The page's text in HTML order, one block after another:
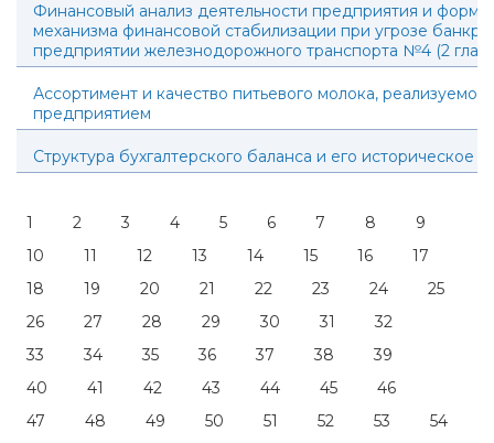
Финансовый анализ деятельности предприятия и
механизма финансовой стабилизации при угрозе
предприятии железнодорожного транспорта №4 (2
Ассортимент и качество питьевого молока,
предприятием
Структура бухгалтерского баланса и его историческое
1 2 3 4 5 6 7 8
9
10
11 12 13 14 15 16
17
18
19 20 21 22 23 24
25
26
27 28 29 30 31
32
33
34 35 36 37 38
39
40
41 42 43 44 45
46
47
48 49 50 51 52 53
54